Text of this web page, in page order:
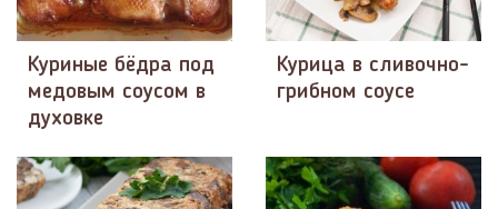
Куриные бёдра под
медовым соусом в
духовке
Курица в сливочно-
грибном соусе